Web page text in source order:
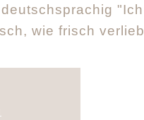
wie frisch